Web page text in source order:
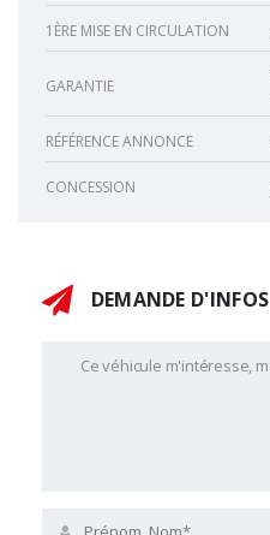
1ÈRE MISE EN CIRCULATION
GARANTIE
RÉFÉRENCE ANNONCE
CONCESSION
DEMANDE D'INFOS